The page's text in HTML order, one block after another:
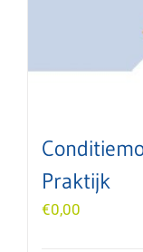
Praktijk
€0,00